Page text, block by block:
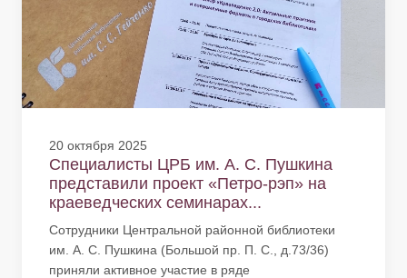
20 октября 2025
Специалисты ЦРБ им. А. С. Пушкина
представили проект «Петро-рэп» на
краеведческих семинарах...
Сотрудники Центральной районной библиотеки
им. А. С. Пушкина (Большой пр. П. С., д.73/36)
приняли активное участие в ряде